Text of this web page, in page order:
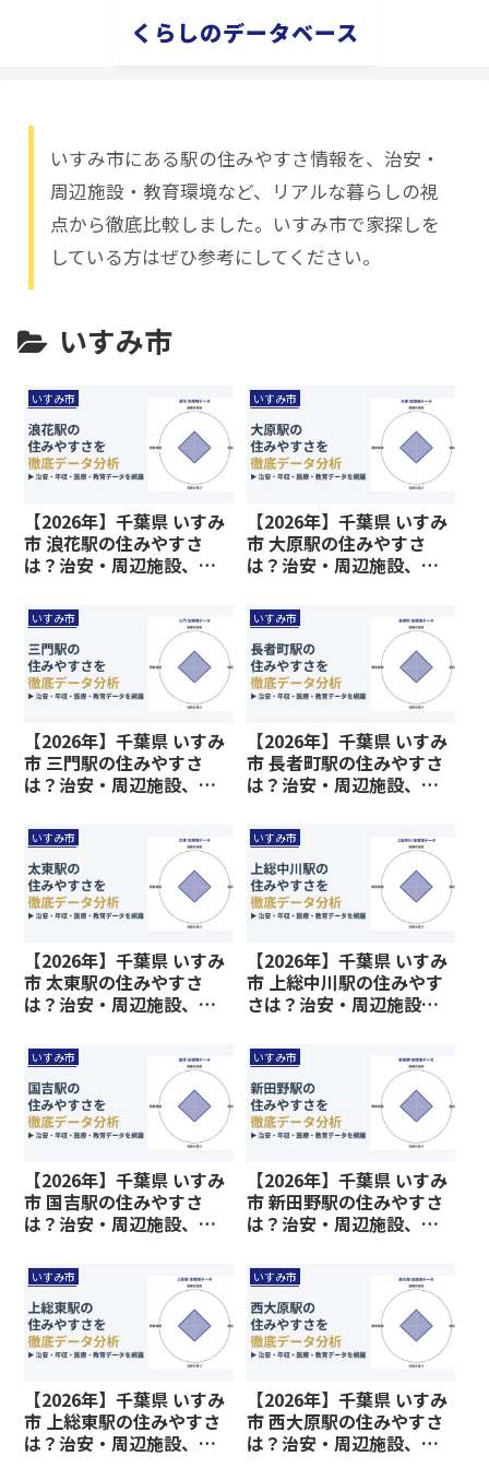
くらしのデータベース
いすみ市にある駅の住みやすさ情報を、治安・
周辺施設・教育環境など、リアルな暮らしの視
点から徹底比較しました。いすみ市で家探しを
している方はぜひ参考にしてください。
いすみ市
いすみ市
【2026年】千葉県 いすみ
市 浪花駅の住みやすさ
は？治安・周辺施設、教
る情報を解説
いすみ市
【2026年】千葉県 いすみ
市 大原駅の住みやすさ
は？治安・周辺施設、教
る情報を解説
いすみ市
【2026年】千葉県 いすみ
市 三門駅の住みやすさ
は？治安・周辺施設、教
る情報を解説
いすみ市
【2026年】千葉県 いすみ
市 長者町駅の住みやすさ
は？治安・周辺施設、教
る情報を解説
いすみ市
【2026年】千葉県 いすみ
市 太東駅の住みやすさ
は？治安・周辺施設、教
る情報を解説
いすみ市
【2026年】千葉県 いすみ
市 上総中川駅の住みやす
さは？治安・周辺施設、
わる情報を解説
いすみ市
【2026年】千葉県 いすみ
市 国吉駅の住みやすさ
は？治安・周辺施設、教
る情報を解説
いすみ市
【2026年】千葉県 いすみ
市 新田野駅の住みやすさ
は？治安・周辺施設、教
る情報を解説
いすみ市
【2026年】千葉県 いすみ
市 上総東駅の住みやすさ
は？治安・周辺施設、教
いすみ市
【2026年】千葉県 いすみ
市 西大原駅の住みやすさ
は？治安・周辺施設、教